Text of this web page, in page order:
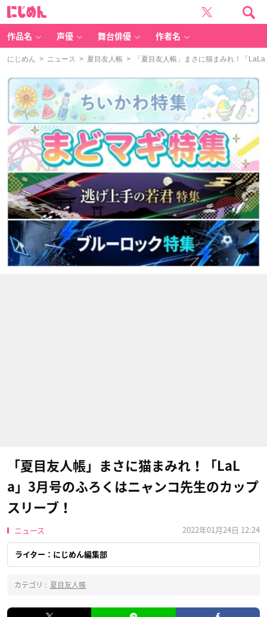
作品名 声優 舞台俳優 作者名
にじめん > ニュース > 夏目友人帳 > 「夏目友人帳」まさに猫まみれ！「
「夏目友人帳」まさに猫まみれ！「LaL
a」3月号のふろくはニャンコ先生のカップ
スリーブ！
ニュース 2022年01月24日 12:24
ライター：にじめん編集部
カテゴリ : 夏目友人帳